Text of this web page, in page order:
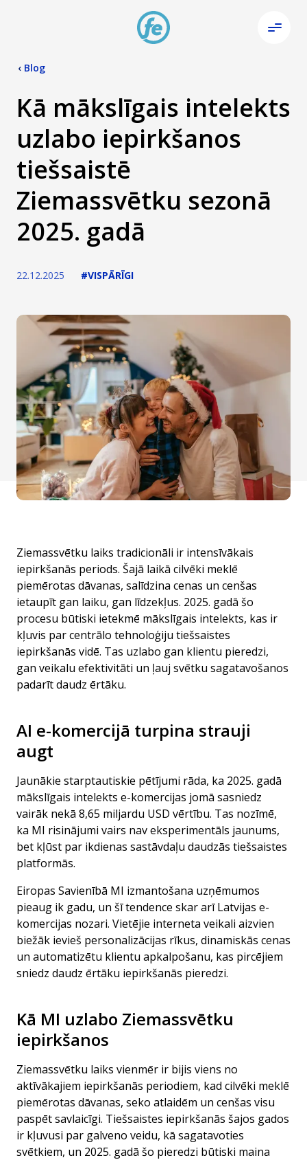
‹ Blog
Kā mākslīgais intelekts
uzlabo iepirkšanos
tiešsaistē
Ziemassvētku sezonā
2025. gadā
22.12.2025 #VISPĀRĪGI
Ziemassvētku laiks tradicionāli ir intensīvākais
iepirkšanās periods. Šajā laikā cilvēki meklē
piemērotas dāvanas, salīdzina cenas un cenšas
ietaupīt gan laiku, gan līdzekļus. 2025. gadā šo
procesu būtiski ietekmē mākslīgais intelekts, kas ir
kļuvis par centrālo tehnoloģiju tiešsaistes
iepirkšanās vidē. Tas uzlabo gan klientu pieredzi,
gan veikalu efektivitāti un ļauj svētku sagatavošanos
padarīt daudz ērtāku.
AI e-komercijā turpina strauji
augt
Jaunākie starptautiskie pētījumi rāda, ka 2025. gadā
mākslīgais intelekts e-komercijas jomā sasniedz
vairāk nekā 8,65 miljardu USD vērtību. Tas nozīmē,
ka MI risinājumi vairs nav eksperimentāls jaunums,
bet kļūst par ikdienas sastāvdaļu daudzās tiešsaistes
platformās.
Eiropas Savienībā MI izmantošana uzņēmumos
pieaug ik gadu, un šī tendence skar arī Latvijas e-
komercijas nozari. Vietējie interneta veikali aizvien
biežāk ievieš personalizācijas rīkus, dinamiskās cenas
un automatizētu klientu apkalpošanu, kas pircējiem
sniedz daudz ērtāku iepirkšanās pieredzi.
Kā MI uzlabo Ziemassvētku
iepirkšanos
Ziemassvētku laiks vienmēr ir bijis viens no
aktīvākajiem iepirkšanās periodiem, kad cilvēki meklē
piemērotas dāvanas, seko atlaidēm un cenšas visu
paspēt savlaicīgi. Tiešsaistes iepirkšanās šajos gados
ir kļuvusi par galveno veidu, kā sagatavoties
svētkiem, un 2025. gadā šo pieredzi būtiski maina